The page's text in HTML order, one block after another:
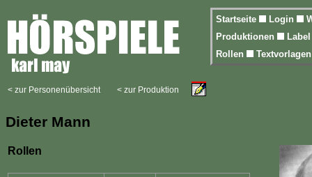
Startseite Login
Produktionen
Rollen
< zur Personenübersicht < zur Produktion
Dieter Mann
Rollen